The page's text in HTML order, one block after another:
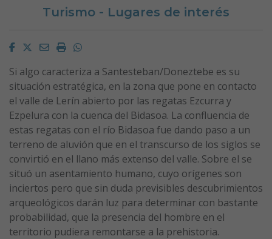
Turismo - Lugares de interés
Facebook
Twitter
EmailImprimirWhatsapp
Si algo caracteriza a Santesteban/Doneztebe es su
situación estratégica, en la zona que pone en contacto
el valle de Lerín abierto por las regatas Ezcurra y
Ezpelura con la cuenca del Bidasoa. La confluencia de
estas regatas con el río Bidasoa fue dando paso a un
terreno de aluvión que en el transcurso de los siglos se
convirtió en el llano más extenso del valle. Sobre el se
situó un asentamiento humano, cuyo orígenes son
inciertos pero que sin duda previsibles descubrimientos
arqueológicos darán luz para determinar con bastante
probabilidad, que la presencia del hombre en el
territorio pudiera remontarse a la prehistoria.